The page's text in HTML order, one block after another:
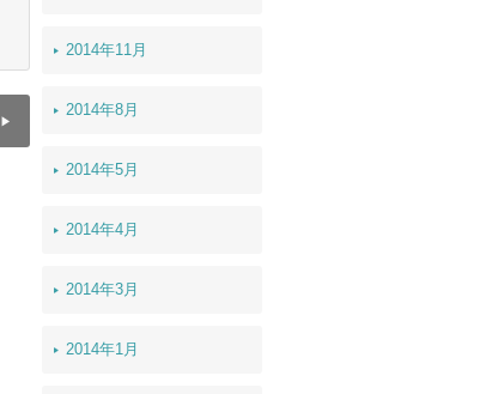
2014年11月
2014年8月
2014年5月
2014年4月
2014年3月
2014年1月